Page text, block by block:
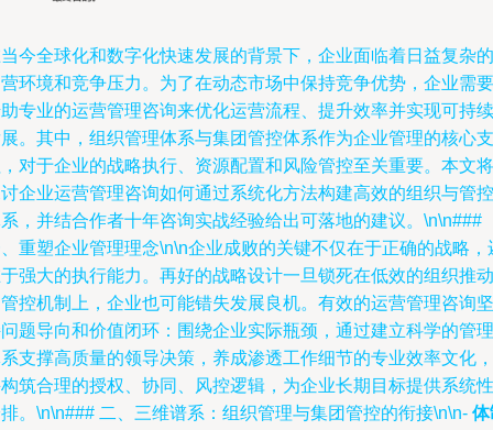
今全球化和数字化快速发展的背景下，企业面临着日益复杂的
环境和竞争压力。为了在动态市场中保持竞争优势，企业需要
专业的运营管理咨询来优化运营流程、提升效率并实现可持续
。其中，组织管理体系与集团管控体系作为企业管理的核心支
对于企业的战略执行、资源配置和风险管控至关重要。本文将
企业运营管理咨询如何通过系统化方法构建高效的组织与管控
，并结合作者十年咨询实战经验给出可落地的建议。\n\n###
重塑企业管理理念\n\n企业成败的关键不仅在于正确的战略，
强大的执行能力。再好的战略设计一旦锁死在低效的组织推动
控机制上，企业也可能错失发展良机。有效的运营管理咨询坚
题导向和价值闭环：围绕企业实际瓶颈，通过建立科学的管理
支撑高质量的领导决策，养成渗透工作细节的专业效率文化，
筑合理的授权、协同、风控逻辑，为企业长期目标提供系统性
。\n\n### 二、三维谱系：组织管理与集团管控的衔接\n\n- 体